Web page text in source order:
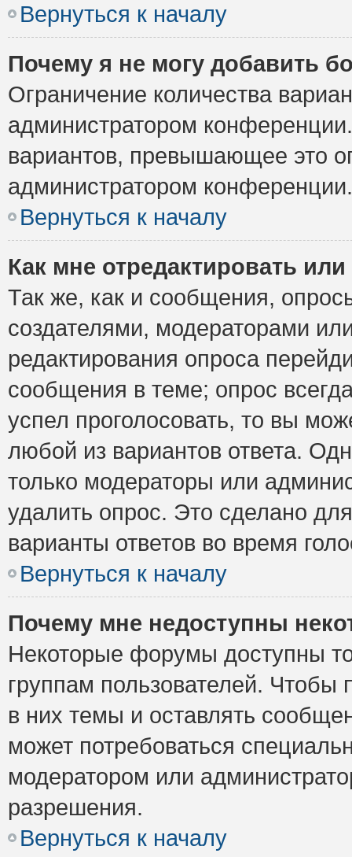
Вернуться к началу
Почему я не могу добавить
Ограничение количества
администратором
вариантов, превышающее это
администратором конференции.
Вернуться к началу
Как мне отредактировать
Так же, как и сообщения,
создателями, модераторами
редактирования опроса
сообщения в теме; опрос
успел проголосовать, то вы
любой из вариантов ответа.
только модераторы или
удалить опрос. Это сделано
варианты ответов во время
Вернуться к началу
Почему мне недоступны
Некоторые форумы доступны
группам пользователей. Чтобы
в них темы и оставлять
может потребоваться
модератором или
разрешения.
Вернуться к началу